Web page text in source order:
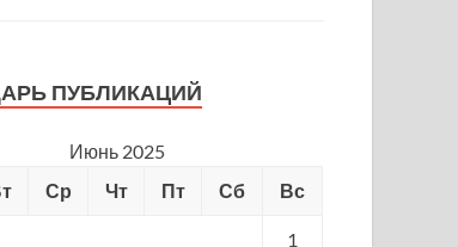
ПУБЛИКАЦИЙ
Июнь 2025
Ср Чт Пт Сб Вс
1